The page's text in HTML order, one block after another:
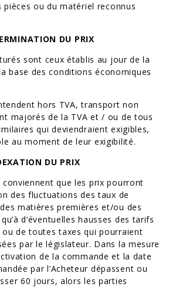
ou du matériel reconnus
DU PRIX
sont ceux établis au jour de la
base des conditions économiques
hors TVA, transport non
majorés de la TVA et / ou de tous
qui deviendraient exigibles,
au moment de leur exigibilité.
DU PRIX
conviennent que les prix pourront
des fluctuations des taux de
matières premières et/ou des
d’éventuelles hausses des tarifs
de toutes taxes qui pourraient
par le législateur. Dans la mesure
de la commande et la date
par l’Acheteur dépassent ou
60 jours, alors les parties